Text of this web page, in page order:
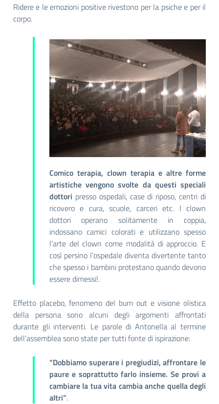
Ridere e le emozioni positive rivestono per la psiche e per il
corpo.
Comico terapia, clown terapia e altre forme
artistiche vengono svolte da questi speciali
dottori presso ospedali, case di riposo, centri di
ricovero e cura, scuole, carceri etc. I clown
dottori operano solitamente in coppia,
indossano camici colorati e utilizzano spesso
l’arte del clown come modalità di approccio. E
così persino l’ospedale diventa divertente tanto
che spesso i bambini protestano quando devono
essere dimessi!.
Effetto placebo, fenomeno del burn out e visione olistica
della persona sono alcuni degli argomenti affrontati
durante gli interventi. Le parole di Antonella al termine
dell’assemblea sono state per tutti fonte di ispirazione:
“Dobbiamo superare i pregiudizi, affrontare le
paure e soprattutto farlo insieme. Se provi a
cambiare la tua vita cambia anche quella degli
altri”.